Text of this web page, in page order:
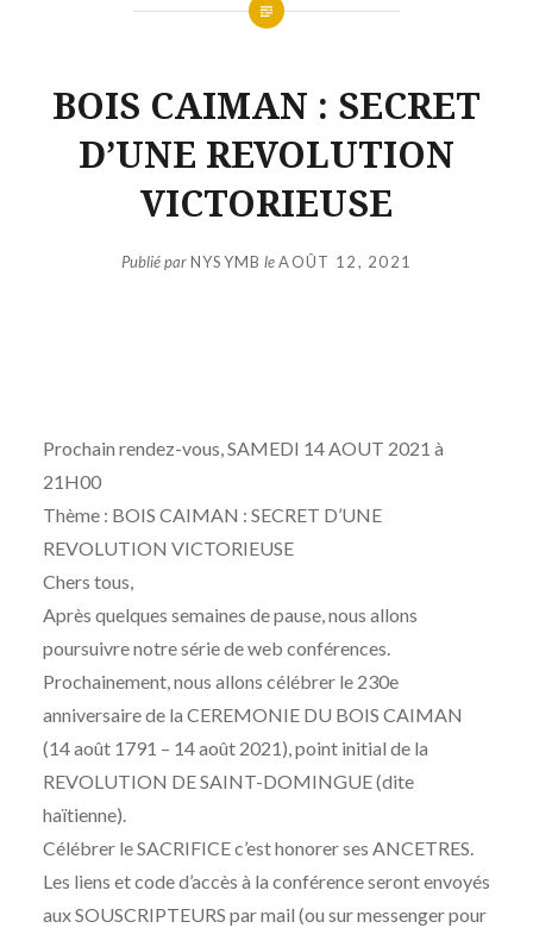
BOIS CAIMAN : SECRET
D’UNE REVOLUTION
VICTORIEUSE
Publié parNYSYMB leAOÛT 12, 2021
Prochain rendez-vous, SAMEDI 14 AOUT 2021 à
21H00
Thème : BOIS CAIMAN : SECRET D’UNE
REVOLUTION VICTORIEUSE
Chers tous,
Après quelques semaines de pause, nous allons
poursuivre notre série de web conférences.
Prochainement, nous allons célébrer le 230e
anniversaire de la CEREMONIE DU BOIS CAIMAN
(14 août 1791 – 14 août 2021), point initial de la
REVOLUTION DE SAINT-DOMINGUE (dite
haïtienne).
Célébrer le SACRIFICE c’est honorer ses ANCETRES.
Les liens et code d’accès à la conférence seront envoyés
aux SOUSCRIPTEURS par mail (ou sur messenger pour